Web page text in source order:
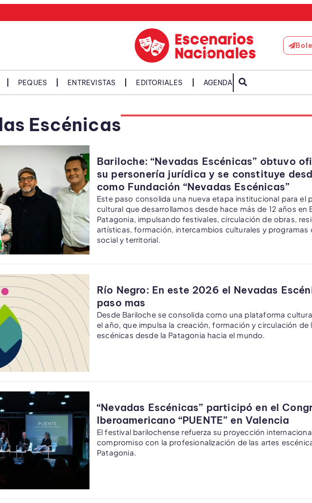
PEQUES ENTREVISTAS EDITORIALES AGENDA
Escénicas
Bariloche: “Nevadas Escénicas” obtuvo
su personería jurídica y se constituye
como Fundación “Nevadas Escénicas”
Este paso consolida una nueva etapa institucional para el
cultural que desarrollamos desde hace más de 12 años en
Patagonia, impulsando festivales, circulación de obras,
artísticas, formación, intercambios culturales y programas
social y territorial.
Río Negro: En este 2026 el Nevadas
paso mas
Desde Bariloche se consolida como una plataforma
el año, que impulsa la creación, formación y circulación de
escénicas desde la Patagonia hacia el mundo.
“Nevadas Escénicas” participó en el
Iberoamericano “PUENTE” en Valencia
El festival barilochense refuerza su proyección
compromiso con la profesionalización de las artes
Patagonia.